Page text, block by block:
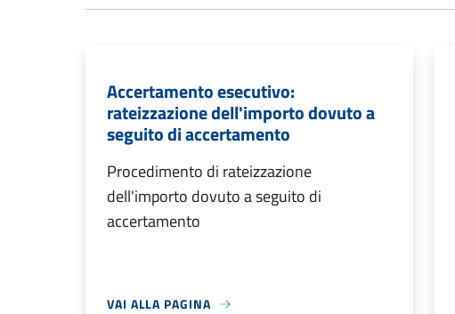
Accertamento esecutivo:
rateizzazione dell'importo dovuto a
seguito di accertamento
Procedimento di rateizzazione
dell'importo dovuto a seguito di
accertamento
VAI ALLA PAGINA